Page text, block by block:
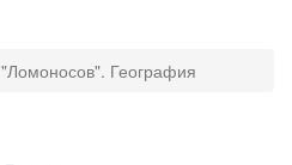
"Ломоносов". География